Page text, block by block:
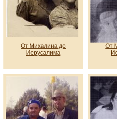
От Михалина до
Иерусалима
От